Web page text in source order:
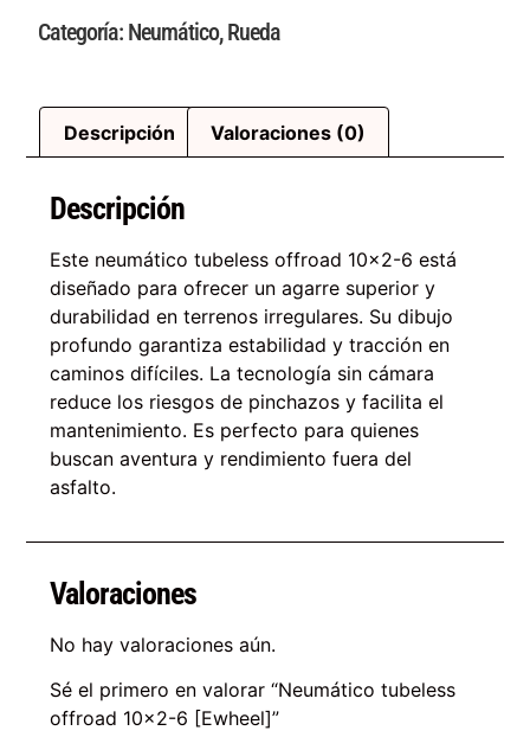
Categoría: Neumático,Rueda
Descripción Valoraciones (0)
Descripción
Este neumático tubeless offroad 10×2-6 está
diseñado para ofrecer un agarre superior y
durabilidad en terrenos irregulares. Su dibujo
profundo garantiza estabilidad y tracción en
caminos difíciles. La tecnología sin cámara
reduce los riesgos de pinchazos y facilita el
mantenimiento. Es perfecto para quienes
buscan aventura y rendimiento fuera del
asfalto.
Valoraciones
No hay valoraciones aún.
Sé el primero en valorar “Neumático tubeless
offroad 10×2-6 [Ewheel]”